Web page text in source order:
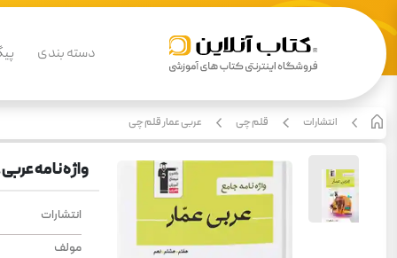
دسته بندی
انتشارات قلم چی عربی عمار قلم چی
واژه نامه
انتشارات
مولف